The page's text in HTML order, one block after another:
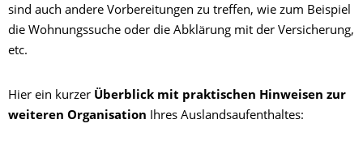
sind auch andere Vorbereitungen zu treffen, wie zum Beispiel
die Wohnungssuche oder die Abklärung mit der Versicherung,
etc.
Hier ein kurzer Überblick mit praktischen Hinweisen zur
weiteren Organisation Ihres Auslandsaufenthaltes: